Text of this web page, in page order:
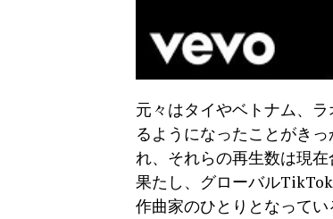
元々はタイやベトナム、
るようになったことがき
れ、それらの再生数は現
果たし、グローバル
作曲家のひとりとなって